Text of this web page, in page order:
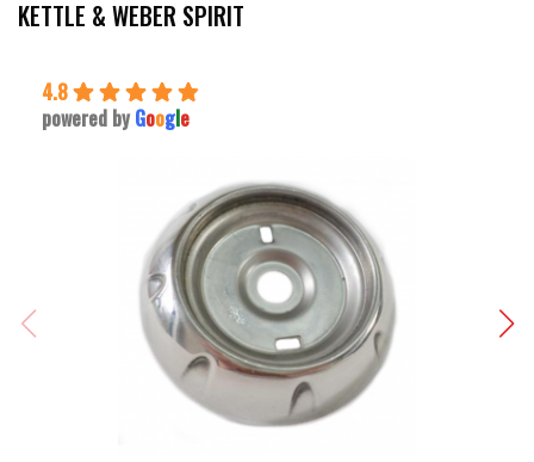
KETTLE & WEBER SPIRIT
4.8
powered by Google